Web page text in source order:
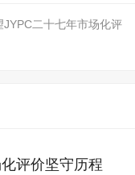
二十七年市场化评
评价坚守历程